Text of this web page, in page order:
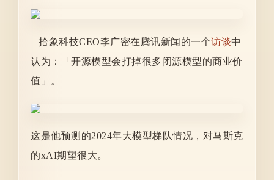
– 拾象科技CEO李广密在腾讯新闻的一个访谈中
认为：「开源模型会打掉很多闭源模型的商业价
值」。
这是他预测的2024年大模型梯队情况，对马斯克
的xAI期望很大。